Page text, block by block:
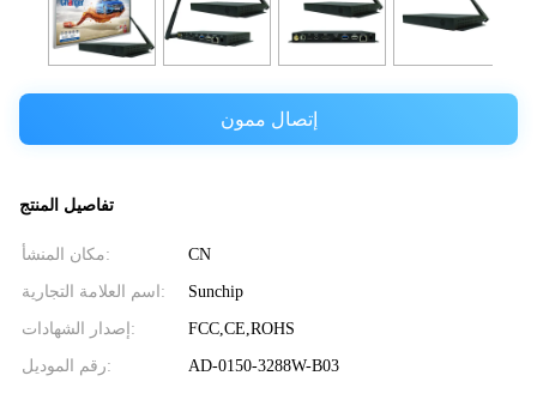
إتصال ممون
تفاصيل المنتج
مكان المنشأ: CN
اسم العلامة التجارية: Sunchip
إصدار الشهادات: FCC,CE,ROHS
رقم الموديل: AD-0150-3288W-B03